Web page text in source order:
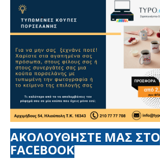
ΑΚΟΛΟΥΘΗΣΤΕ ΜΑΣ ΣΤΟ
FACEBOOK